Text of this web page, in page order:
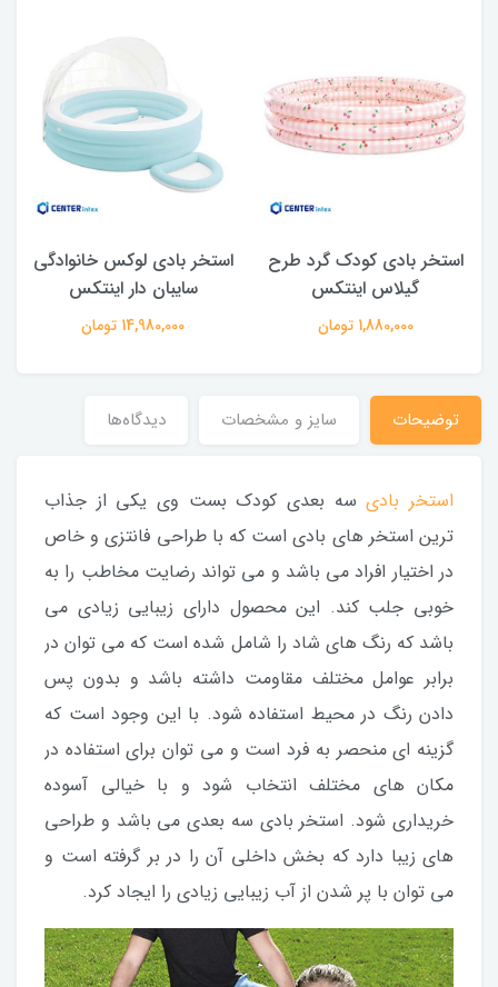
استخر بادی کودک گرد طرح
گیلاس اینتکس
1,880,000 تومان
استخر بادی لوکس خانوادگی
سایبان دار اینتکس
14,980,000 تومان
توضیحات سایز و مشخصات دیدگاه‌ها
استخر بادیسه بعدی کودک بست وی یکی از جذاب
ترین استخر های بادی است که با طراحی فانتزی و خاص
در اختیار افراد می باشد و می تواند رضایت مخاطب را به
خوبی جلب کند. این محصول دارای زیبایی زیادی می
باشد که رنگ های شاد را شامل شده است که می توان در
برابر عوامل مختلف مقاومت داشته باشد و بدون پس
دادن رنگ در محیط استفاده شود. با این وجود است که
گزینه ای منحصر به فرد است و می توان برای استفاده در
مکان های مختلف انتخاب شود و با خیالی آسوده
خریداری شود. استخر بادی سه بعدی می باشد و طراحی
های زیبا دارد که بخش داخلی آن را در بر گرفته است و
می توان با پر شدن از آب زیبایی زیادی را ایجاد کرد.